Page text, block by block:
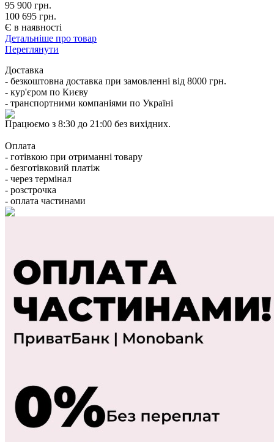
95 900 грн.
100 695 грн.
Є в наявності
Детальніше про товар
Переглянути
Доставка
- безкоштовна доставка при замовленні від 8000 грн.
- кур'єром по Києву
- транспортними компаніями по Україні
Працюємо з 8:30 до 21:00 без вихідних.
Оплата
- готівкою при отриманні товару
- безготівковий платіж
- через термінал
- розстрочка
- оплата частинами